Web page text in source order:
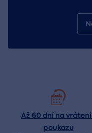
Až 60 dní na
poukazu